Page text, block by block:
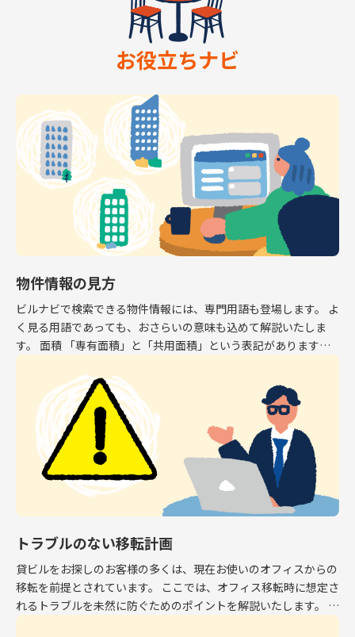
お役立ちナビ
物件情報の見方
ビルナビで検索できる物件情報には、専門用語も登場します。 よ
く見る用語であっても、おさらいの意味も込めて解説いたしま
す。 面積 「専有面積」と「共用面積」という表記があります。
専有面積はオフィスとして利用できるスペース […]
トラブルのない移転計画
貸ビルをお探しのお客様の多くは、現在お使いのオフィスからの
移転を前提とされています。 ここでは、オフィス移転時に想定さ
れるトラブルを未然に防ぐためのポイントを解説いたします。 解
約予告 現在お使いのオフィスから移転する場 […]